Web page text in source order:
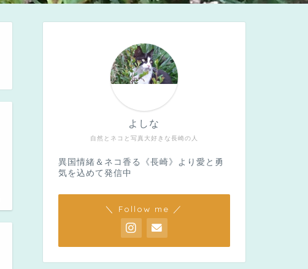
自然とネコと写真大好きな長崎の人
よしな
異国情緒＆ネコ香る《長崎》より愛と勇
気を込めて発信中
＼ Follow me ／